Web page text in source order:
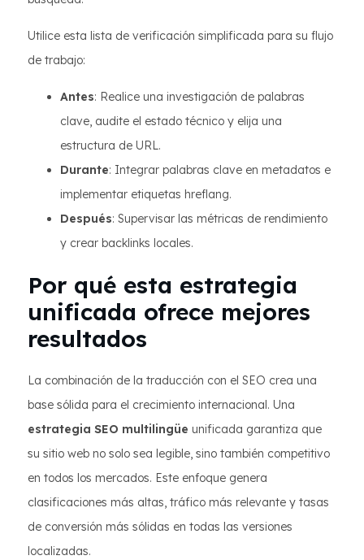
Utilice esta lista de verificación simplificada para su flujo
de trabajo:
Antes: Realice una investigación de palabras
clave, audite el estado técnico y elija una
estructura de URL.
Durante: Integrar palabras clave en metadatos e
implementar etiquetas hreflang.
Después: Supervisar las métricas de rendimiento
y crear backlinks locales.
Por qué esta estrategia
unificada ofrece mejores
resultados
La combinación de la traducción con el SEO crea una
base sólida para el crecimiento internacional. Una
estrategia SEO multilingüe unificada garantiza que
su sitio web no solo sea legible, sino también competitivo
en todos los mercados. Este enfoque genera
clasificaciones más altas, tráfico más relevante y tasas
de conversión más sólidas en todas las versiones
localizadas.